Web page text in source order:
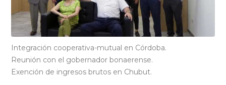
Integración cooperativa-mutual en Córdoba.
Reunión con el gobernador bonaerense.
Exención de ingresos brutos en Chubut.